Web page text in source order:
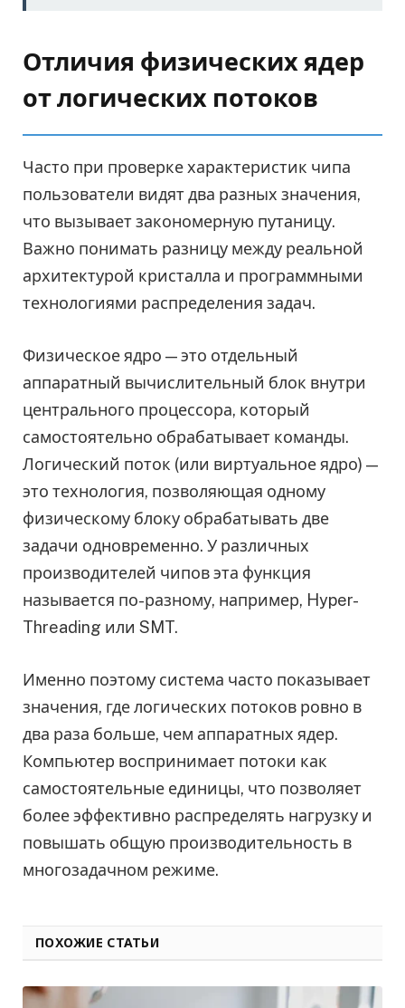
Отличия физических ядер
от логических потоков
Часто при проверке характеристик чипа
пользователи видят два разных значения,
что вызывает закономерную путаницу.
Важно понимать разницу между реальной
архитектурой кристалла и программными
технологиями распределения задач.
Физическое ядро — это отдельный
аппаратный вычислительный блок внутри
центрального процессора, который
самостоятельно обрабатывает команды.
Логический поток (или виртуальное ядро) —
это технология, позволяющая одному
физическому блоку обрабатывать две
задачи одновременно. У различных
производителей чипов эта функция
называется по-разному, например, Hyper-
Threading или SMT.
Именно поэтому система часто показывает
значения, где логических потоков ровно в
два раза больше, чем аппаратных ядер.
Компьютер воспринимает потоки как
самостоятельные единицы, что позволяет
более эффективно распределять нагрузку и
повышать общую производительность в
многозадачном режиме.
ПОХОЖИЕ СТАТЬИ